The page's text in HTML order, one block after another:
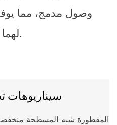
وصول مدمج، مما يوفر
لهما لمناولة البضائع الضخمة.
سيناريوهات
المقطورة شبه المسطحة منخفضة